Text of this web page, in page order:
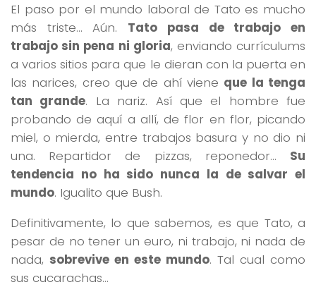
El paso por el mundo laboral de Tato es mucho
más triste… Aún. Tato pasa de trabajo en
trabajo sin pena ni gloria, enviando currículums
a varios sitios para que le dieran con la puerta en
las narices, creo que de ahí viene que la tenga
tan grande. La nariz. Así que el hombre fue
probando de aquí a allí, de flor en flor, picando
miel, o mierda, entre trabajos basura y no dio ni
una. Repartidor de pizzas, reponedor… Su
tendencia no ha sido nunca la de salvar el
mundo. Igualito que Bush.
Definitivamente, lo que sabemos, es que Tato, a
pesar de no tener un euro, ni trabajo, ni nada de
nada, sobrevive en este mundo. Tal cual como
sus cucarachas…